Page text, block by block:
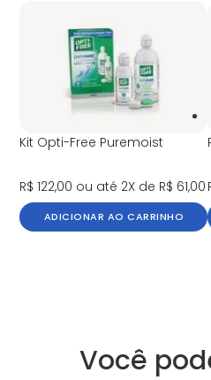
Kit Opti-Free Puremoist
R$ 122,00 ou até 2X de R$ 61,00
ADICIONAR AO CARRINHO
Você